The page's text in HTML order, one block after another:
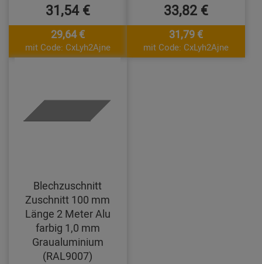
31,54 €
29,64 €
mit Code: CxLyh2Ajne
33,82 €
31,79 €
mit Code: CxLyh2Ajne
Blechzuschnitt
Zuschnitt 100 mm
Länge 2 Meter Alu
farbig 1,0 mm
Graualuminium
(RAL9007)